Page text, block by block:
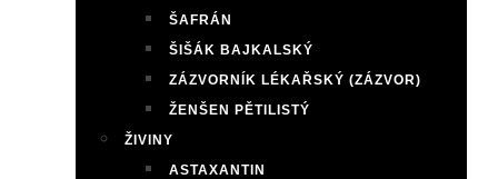
ŠAFRÁN
ŠIŠÁK BAJKALSKÝ
ZÁZVORNÍK LÉKAŘSKÝ (ZÁZVOR)
ŽENŠEN PĚTILISTÝ
ŽIVINY
ASTAXANTIN